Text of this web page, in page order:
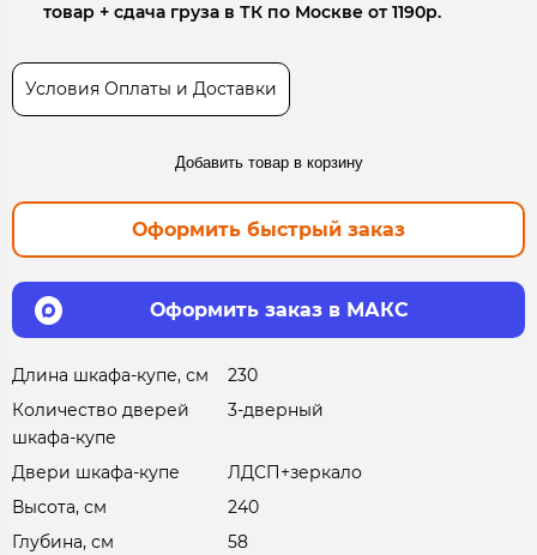
товар + сдача груза в ТК по Москве от 1190р.
Условия Оплаты и Доставки
Добавить товар в корзину
Оформить быстрый заказ
Оформить заказ в МАКС
Длина шкафа-купе, см
230
Количество дверей
шкафа-купе
3-дверный
Двери шкафа-купе
ЛДСП+зеркало
Высота, см
240
Глубина, см
58